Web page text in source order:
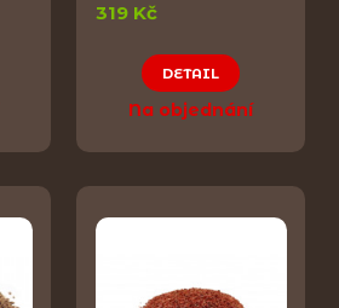
319 Kč
DETAIL
Na objednání